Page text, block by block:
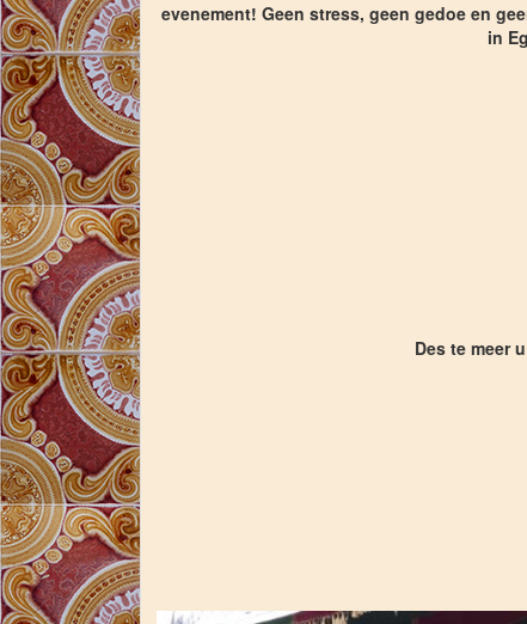
evenement! Geen stress, geen gedoe en
in
Des te meer